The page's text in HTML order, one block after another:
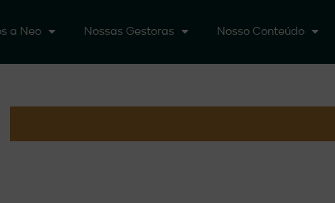
a Neo Nossas Gestoras Nosso Conteúdo